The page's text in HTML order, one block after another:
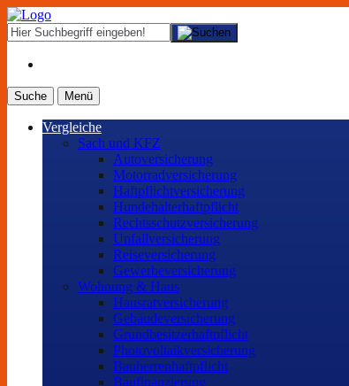
Suche Menü
Vergleiche
Sach und KFZ
Autoversicherung
Motorradversicherung
Haftpflichtversicherung
Hundehalterhaftpflicht
Rechtsschutzversicherung
Unfallversicherung
Reiseversicherung
Gewerbeversicherung
Wohnung & Haus
Hausratversicherung
Gebäudeversicherung
Grundbesitzerhaftpflicht
Photovoltaikversicherung
Bauherrenhaftpflicht
Baufinanzierung